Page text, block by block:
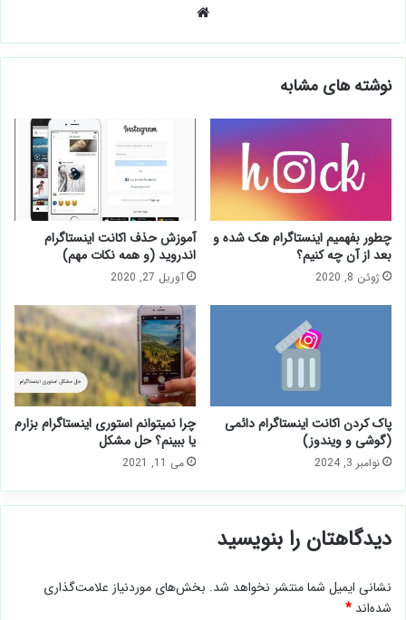
نوشته های مشابه
چطور بفهمیم اینستاگرام هک شده و
بعد از آن چه کنیم؟
ژوئن 8, 2020
آموزش حذف اکانت اینستاگرام
اندروید (و همه نکات مهم)
آوریل 27, 2020
پاک كردن اكانت اينستاگرام دائمی
(گوشی و ویندوز)
نوامبر 3, 2024
چرا نمیتوانم استوری اینستاگرام بزارم
یا ببینم؟ حل مشکل
می 11, 2021
دیدگاهتان را بنویسید
نشانی ایمیل شما منتشر نخواهد شد. بخش‌های موردنیاز علامت‌گذاری
شده‌اند *